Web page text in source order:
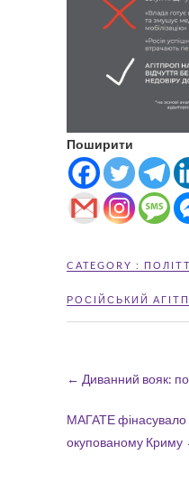
Поширити
CATEGORY :
РОСІЙСЬКИЙ
← Диванний вояк:
МАГАТЕ фінасувало
окупованому Криму